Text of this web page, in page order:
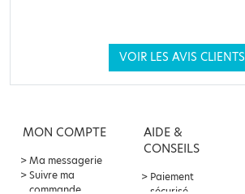
VOIR LES AVIS CLIENTS
MON COMPTE
Ma messagerie
Suivre ma
commande
AIDE &
CONSEILS
Paiement